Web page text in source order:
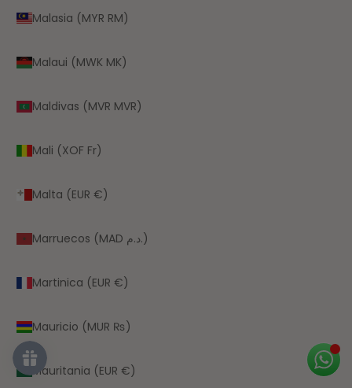
Malasia (MYR RM)
Malaui (MWK MK)
Maldivas (MVR MVR)
Mali (XOF Fr)
Malta (EUR €)
Marruecos (MAD د.م.)
Martinica (EUR €)
Mauricio (MUR ₨)
Mauritania (EUR €)